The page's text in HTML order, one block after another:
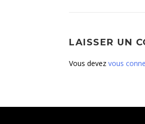
LAISSER UN
Vous devez vous